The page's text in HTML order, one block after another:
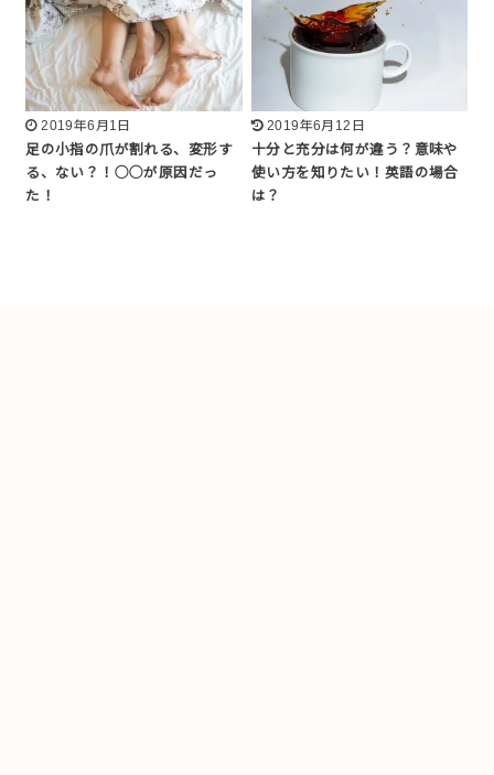
2019年6月1日
足の小指の爪が割れる、変形す
る、ない？！◯◯が原因だっ
た！
2019年6月12日
十分と充分は何が違う？意味や
使い方を知りたい！英語の場合
は？